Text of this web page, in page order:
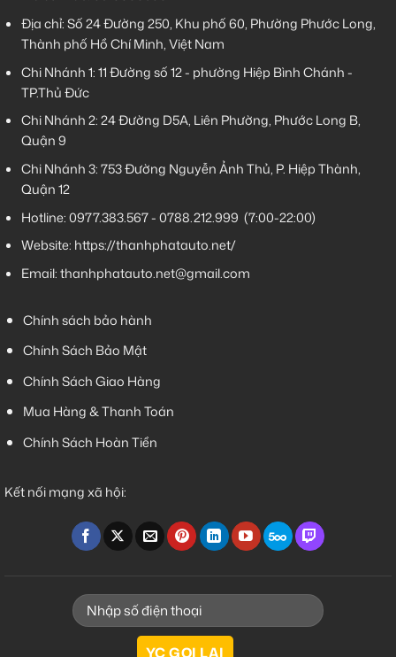
Địa chỉ: Số 24 Đường 250, Khu phố 60, Phường Phước Long,
Thành phố Hồ Chí Minh, Việt Nam
Chi Nhánh 1:11 Đường số 12 - phường Hiệp Bình Chánh -
TP.Thủ Đức
Chi Nhánh 2:24 Đường D5A, Liên Phường, Phước Long B,
Quận 9
Chi Nhánh 3:753 Đường Nguyễn Ảnh Thủ, P. Hiệp Thành,
Quận 12
Hotline:0977.383.567-0788.212.999 (7:00-22:00)
Website: https://thanhphatauto.net/
Email:thanhphatauto.net@gmail.com
Chính sách bảo hành
Chính Sách Bảo Mật
Chính Sách Giao Hàng
Mua Hàng & Thanh Toán
Chính Sách Hoàn Tiền
Kết nối mạng xã hội: